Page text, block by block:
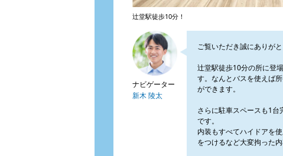
辻堂駅徒歩10分！
ナビゲーター
新木 陵太
ご覧いただき誠にありがと
辻堂駅徒歩10分の所に登
す。なんとバスを使えば
ができます。
さらに駐車スペースも1台
です。
内装もすべてハイドアを
をつけるなど大変拘った内